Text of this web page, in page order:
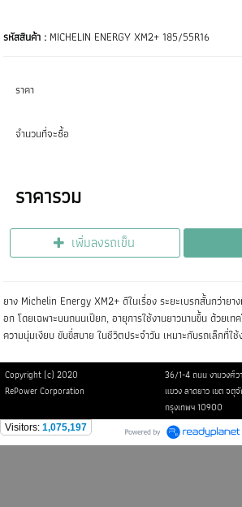
รหัสสินค้า : MICHELIN ENERGY XM2+ 185/55R16
ราคา
จำนวนที่จะซื้อ
ราคารวม
เพิ่มลงรถเข็น
ยาง Michelin Energy XM2+ ดีในเรื่อง ระยะเบรกสั้นกว่าย
อก โดยเฉพาะบนถนนเปียก, อายุการใช้งานยาวนานขึ้น ด้วยเท
ความนุ่มเงียบ ขับขี่สบาย ในชีวิตประจำวัน เหมาะกับรถเล็กที่ใช้
Copyright (c) 2020
36/1-4 ถนน งามวงศ์ว
RePower Corporation
แขวง ลาดยาว เขต จตุ
กรุงเทพฯ 10900
Visitors: 1,075,197